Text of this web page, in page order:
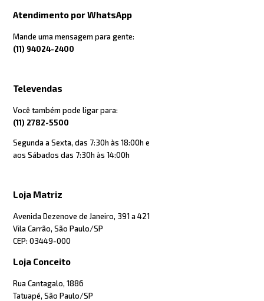
Atendimento por WhatsApp
Mande uma mensagem para gente:
(11) 94024-2400
Televendas
Você também pode ligar para:
(11) 2782-5500
Segunda a Sexta, das 7:30h às 18:00h e
aos Sábados das 7:30h às 14:00h
Loja Matriz
Avenida Dezenove de Janeiro, 391 a 421
Vila Carrão, São Paulo/SP
CEP: 03449-000
Loja Conceito
Rua Cantagalo, 1886
Tatuapé, São Paulo/SP